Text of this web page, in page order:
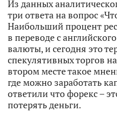
Из данных
три ответа на вопрос
Наибольший процент
в переводе с
валюты, и сегодня это
спекулятивных торгов
втором месте такое
где можно заработать
ответили что форекс –
потерять деньги.